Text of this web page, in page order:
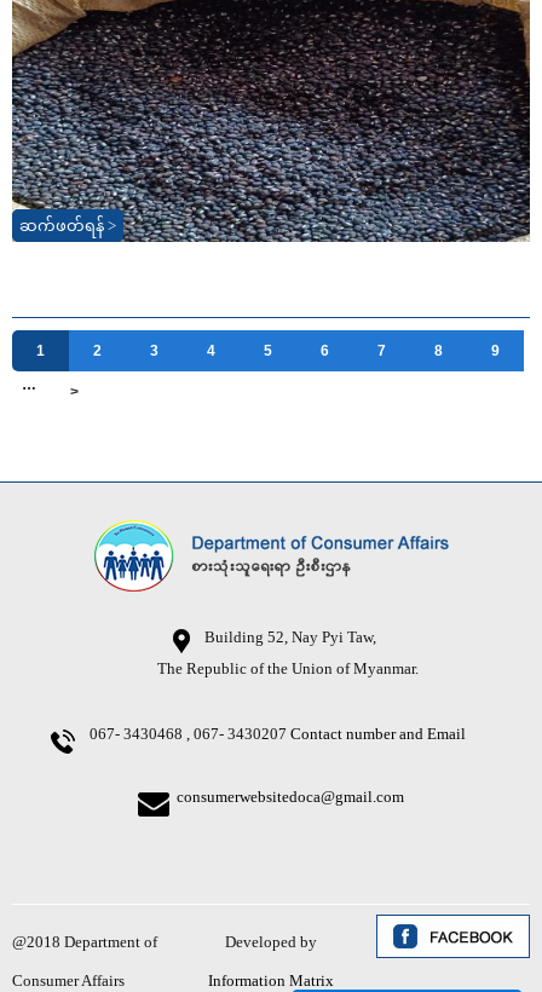
ဆက်ဖတ်ရန် >
1 2 3 4 5 6 7 8
9
…
>
Building 52, Nay Pyi Taw,
The Republic of the Union of Myanmar.
067- 3430468 , 067- 3430207 Contact number and Email
consumerwebsitedoca@gmail.com
@2018 Department of
Consumer Affairs
Developed by
Information Matrix